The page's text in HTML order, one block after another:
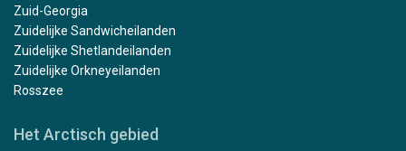
Zuid-Georgia
Zuidelijke Sandwicheilanden
Zuidelijke Shetlandeilanden
Zuidelijke Orkneyeilanden
Rosszee
Het Arctisch gebied